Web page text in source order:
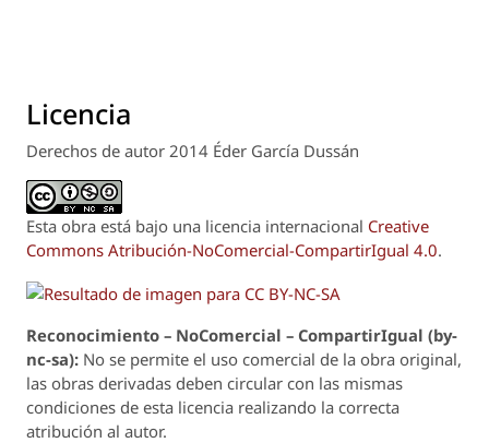
Licencia
Derechos de autor 2014 Éder García Dussán
Esta obra está bajo una licencia internacional Creative
Commons Atribución-NoComercial-CompartirIgual 4.0.
Reconocimiento – NoComercial – CompartirIgual (by-
nc-sa): No se permite el uso comercial de la obra original,
las obras derivadas deben circular con las mismas
condiciones de esta licencia realizando la correcta
atribución al autor.